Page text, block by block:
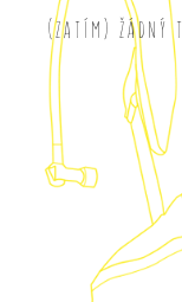
(zatím) žádný